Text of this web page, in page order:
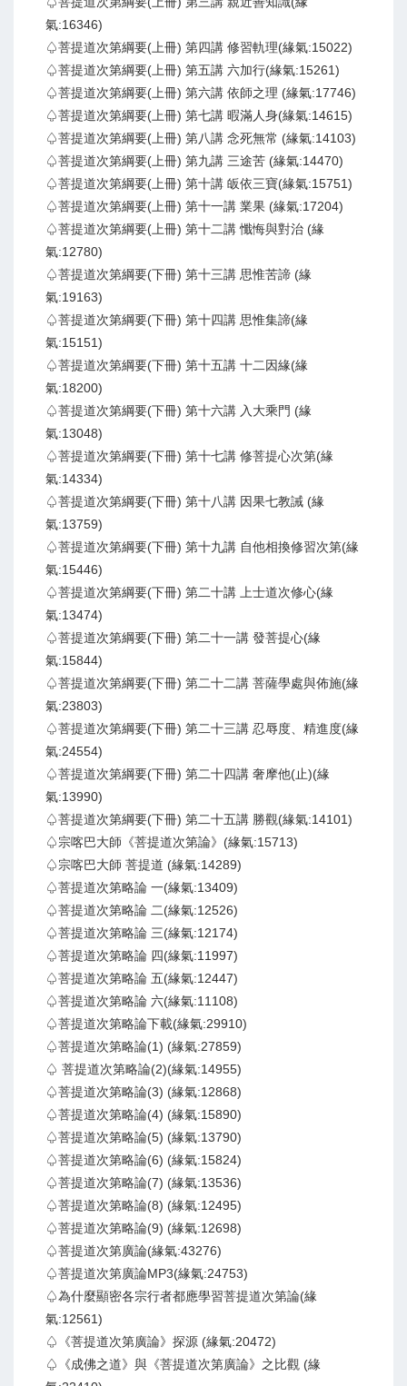
氣:16346)
♤菩提道次第綱要(上冊) 第四講 修習軌理(緣氣:15022)
♤菩提道次第綱要(上冊) 第五講 六加行(緣氣:15261)
♤菩提道次第綱要(上冊) 第六講 依師之理 (緣氣:17746)
♤菩提道次第綱要(上冊) 第七講 暇滿人身(緣氣:14615)
♤菩提道次第綱要(上冊) 第八講 念死無常 (緣氣:14103)
♤菩提道次第綱要(上冊) 第九講 三途苦 (緣氣:14470)
♤菩提道次第綱要(上冊) 第十講 皈依三寶(緣氣:15751)
♤菩提道次第綱要(上冊) 第十一講 業果 (緣氣:17204)
♤菩提道次第綱要(上冊) 第十二講 懺悔與對治 (緣
氣:12780)
♤菩提道次第綱要(下冊) 第十三講 思惟苦諦 (緣
氣:19163)
♤菩提道次第綱要(下冊) 第十四講 思惟集諦(緣
氣:15151)
♤菩提道次第綱要(下冊) 第十五講 十二因緣(緣
氣:18200)
♤菩提道次第綱要(下冊) 第十六講 入大乘門 (緣
氣:13048)
♤菩提道次第綱要(下冊) 第十七講 修菩提心次第(緣
氣:14334)
♤菩提道次第綱要(下冊) 第十八講 因果七教誡 (緣
氣:13759)
♤菩提道次第綱要(下冊) 第十九講 自他相換修習次第(緣
氣:15446)
♤菩提道次第綱要(下冊) 第二十講 上士道次修心(緣
氣:13474)
♤菩提道次第綱要(下冊) 第二十一講 發菩提心(緣
氣:15844)
♤菩提道次第綱要(下冊) 第二十二講 菩薩學處與佈施(緣
氣:23803)
♤菩提道次第綱要(下冊) 第二十三講 忍辱度、精進度(緣
氣:24554)
♤菩提道次第綱要(下冊) 第二十四講 奢摩他(止)(緣
氣:13990)
♤菩提道次第綱要(下冊) 第二十五講 勝觀(緣氣:14101)
♤宗喀巴大師《菩提道次第論》(緣氣:15713)
♤宗喀巴大師 菩提道 (緣氣:14289)
♤菩提道次第略論 一(緣氣:13409)
♤菩提道次第略論 二(緣氣:12526)
♤菩提道次第略論 三(緣氣:12174)
♤菩提道次第略論 四(緣氣:11997)
♤菩提道次第略論 五(緣氣:12447)
♤菩提道次第略論 六(緣氣:11108)
♤菩提道次第略論下載(緣氣:29910)
♤菩提道次第略論(1) (緣氣:27859)
♤ 菩提道次第略論(2)(緣氣:14955)
♤菩提道次第略論(3) (緣氣:12868)
♤菩提道次第略論(4) (緣氣:15890)
♤菩提道次第略論(5) (緣氣:13790)
♤菩提道次第略論(6) (緣氣:15824)
♤菩提道次第略論(7) (緣氣:13536)
♤菩提道次第略論(8) (緣氣:12495)
♤菩提道次第略論(9) (緣氣:12698)
♤菩提道次第廣論(緣氣:43276)
♤菩提道次第廣論MP3(緣氣:24753)
♤為什麼顯密各宗行者都應學習菩提道次第論(緣
氣:12561)
♤《菩提道次第廣論》探源 (緣氣:20472)
♤《成佛之道》與《菩提道次第廣論》之比觀 (緣